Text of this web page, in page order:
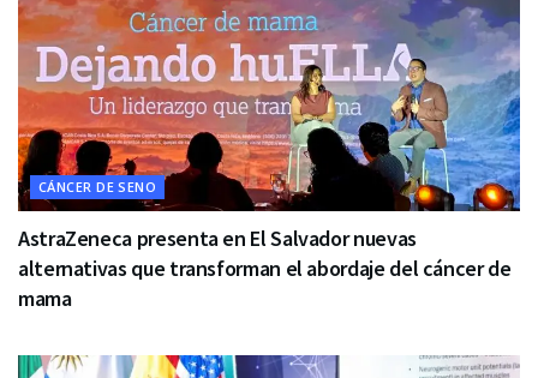
CÁNCER DE SENO
AstraZeneca presenta en El Salvador nuevas
alternativas que transforman el abordaje del cáncer de
mama